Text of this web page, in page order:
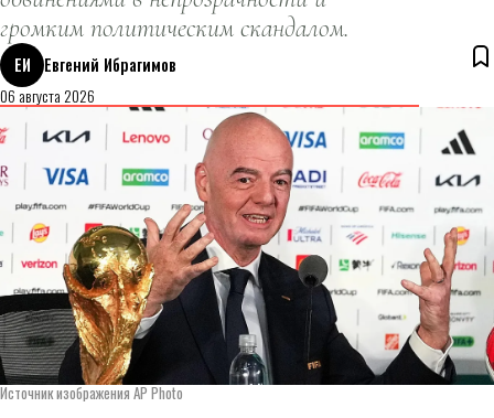
громким политическим скандалом.
ЕИ
Евгений Ибрагимов
06 августа 2026
Источник изображения AP Photo